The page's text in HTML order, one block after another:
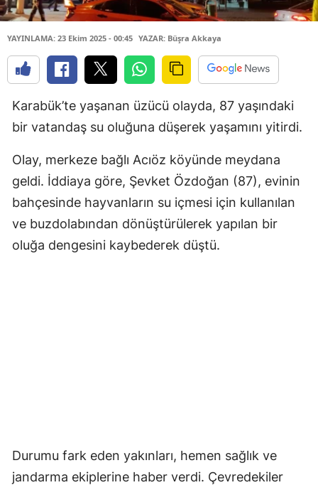
YAYINLAMA: 23 Ekim 2025 - 00:45 YAZAR: Büşra Akkaya
Karabük’te yaşanan üzücü olayda, 87 yaşındaki
bir vatandaş su oluğuna düşerek yaşamını yitirdi.
Olay, merkeze bağlı Acıöz köyünde meydana
geldi. İddiaya göre, Şevket Özdoğan (87), evinin
bahçesinde hayvanların su içmesi için kullanılan
ve buzdolabından dönüştürülerek yapılan bir
oluğa dengesini kaybederek düştü.
Durumu fark eden yakınları, hemen sağlık ve
jandarma ekiplerine haber verdi. Çevredekiler